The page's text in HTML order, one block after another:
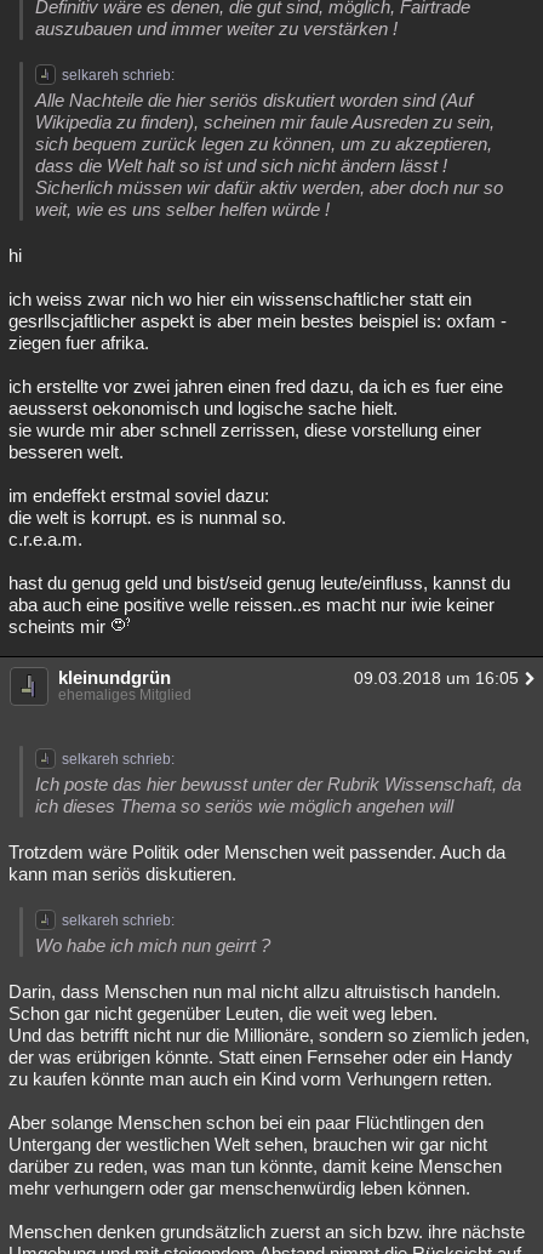
Definitiv wäre es denen, die gut sind, möglich, Fairtrade
auszubauen und immer weiter zu verstärken !
selkareh schrieb:
Alle Nachteile die hier seriös diskutiert worden sind (Auf
Wikipedia zu finden), scheinen mir faule Ausreden zu sein,
sich bequem zurück legen zu können, um zu akzeptieren,
dass die Welt halt so ist und sich nicht ändern lässt !
Sicherlich müssen wir dafür aktiv werden, aber doch nur so
weit, wie es uns selber helfen würde !
hi
ich weiss zwar nich wo hier ein wissenschaftlicher statt ein
gesrllscjaftlicher aspekt is aber mein bestes beispiel is: oxfam -
ziegen fuer afrika.
ich erstellte vor zwei jahren einen fred dazu, da ich es fuer eine
aeusserst oekonomisch und logische sache hielt.
sie wurde mir aber schnell zerrissen, diese vorstellung einer
besseren welt.
im endeffekt erstmal soviel dazu:
die welt is korrupt. es is nunmal so.
c.r.e.a.m.
hast du genug geld und bist/seid genug leute/einfluss, kannst du
aba auch eine positive welle reissen..es macht nur iwie keiner
scheints mir
kleinundgrün 09.03.2018 um 16:05
ehemaliges Mitglied
selkareh schrieb:
Ich poste das hier bewusst unter der Rubrik Wissenschaft, da
ich dieses Thema so seriös wie möglich angehen will
Trotzdem wäre Politik oder Menschen weit passender. Auch da
kann man seriös diskutieren.
selkareh schrieb:
Wo habe ich mich nun geirrt ?
Darin, dass Menschen nun mal nicht allzu altruistisch handeln.
Schon gar nicht gegenüber Leuten, die weit weg leben.
Und das betrifft nicht nur die Millionäre, sondern so ziemlich jeden,
der was erübrigen könnte. Statt einen Fernseher oder ein Handy
zu kaufen könnte man auch ein Kind vorm Verhungern retten.
Aber solange Menschen schon bei ein paar Flüchtlingen den
Untergang der westlichen Welt sehen, brauchen wir gar nicht
darüber zu reden, was man tun könnte, damit keine Menschen
mehr verhungern oder gar menschenwürdig leben können.
Menschen denken grundsätzlich zuerst an sich bzw. ihre nächste